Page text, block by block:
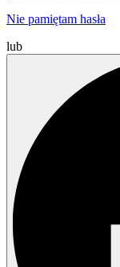
Nie pamiętam hasła
lub